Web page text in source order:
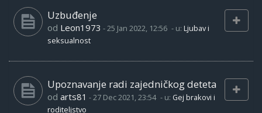
Uzbuđenje
od Leon1973 -25 Jan 2022, 12:56 - u: Ljubav i
seksualnost
Upoznavanje radi zajedničkog deteta
od arts81 -27 Dec 2021, 23:54 - u: Gej brakovi i
roditeljstvo